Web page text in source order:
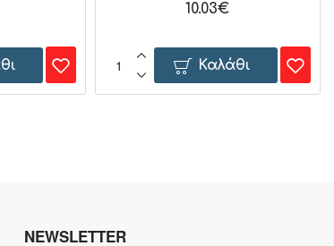
10.03€
Καλάθι
NEWSLETTER